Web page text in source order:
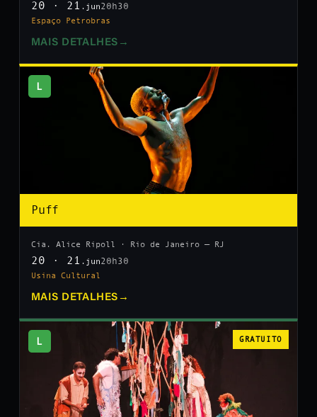
20 · 21 .jun20h30
Espaço Petrobras
MAIS DETALHES →
L
Puff
Cia. Alice Ripoll · Rio de Janeiro — RJ
20 · 21 .jun20h30
Usina Cultural
MAIS DETALHES →
L GRATUITO